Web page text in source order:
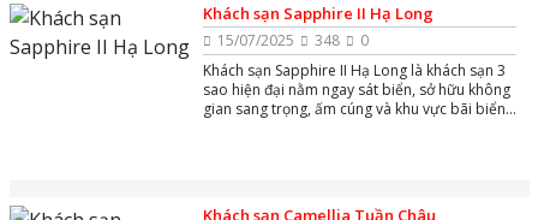
Khách sạn Sapphire II Hạ Long
15/07/2025 348
0
Khách sạn Sapphire II Hạ Long là khách sạn 3
sao hiện đại nằm ngay sát biển, sở hữu không
gian sang trọng, ấm cúng và khu vực bãi biển